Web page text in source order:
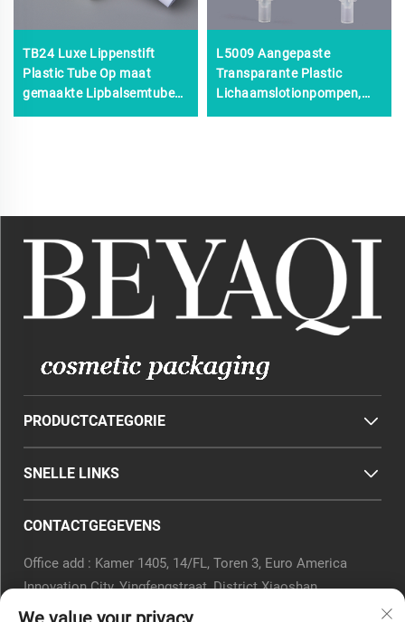
TB24 Luxe Lippenstift
Plastic Tube Op maat
gemaakte Lipbalsemtubes
Navulbaar Leeg Indrukbaar
L5009 Aangepaste
Transparante Plastic
Lichaamslotionpompen,
28/415 24/410
PRODUCTCATEGORIE
SNELLE LINKS
CONTACTGEGEVENS
Office add : Kamer 1405, 14/FL, Toren 3, Euro America
Innovation City, Yingfengstraat, District Xiaoshan,
Hangzhou, Provincie Zhejiang, China.